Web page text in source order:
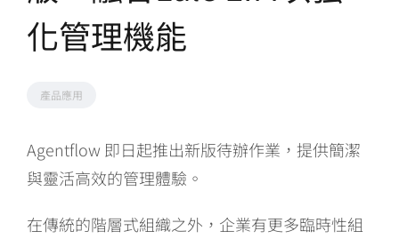
化管理機能
產品應用
Agentflow 即日起推出新版待辦作業，提供簡潔
與靈活高效的管理體驗。
在傳統的階層式組織之外，企業有更多臨時性組